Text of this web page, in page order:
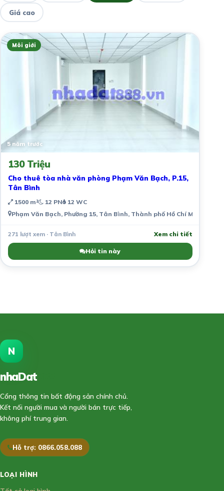
Giá cao
Môi giới
5 năm trước
130 Triệu
Cho thuê tòa nhà văn phòng Phạm Văn Bạch, P.15,
Tân Bình
1500 m² 12 PN 12 WC
Phạm Văn Bạch, Phường 15, Tân Bình, Thành phố Hồ Chí Minh, Việt
271 lượt xem · Tân Bình Xem chi tiết
Hỏi tin này
N
nhaDat
Cổng thông tin bất động sản chính chủ.
Kết nối người mua và người bán trực tiếp,
không phí trung gian.
Hỗ trợ: 0866.058.088
LOẠI HÌNH